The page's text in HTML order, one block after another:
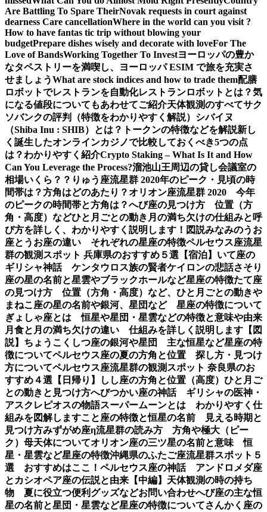
Are Battling To Spare TheirNovak requests in court against
dearness Care cancellationWhere in the world can you visit ?
How to have fantas tic trip without blowing your
budgetPrepare dishes wisely and decorate with loveFor The
Love of BandsWorking Together To Investヨーロッパの豊か
なタペストリーを満喫し、ヨーロッパ ESIM で旅を充実さ
せましょうWhat are stock indices and how to trade them配膳
ロボットでレストランを自動化レストランロボットとは？気
になる値段についてもあわせてご紹介天体観測のすべてサク
ソバンクの評判（特徴をわかりやすく解説） シバイヌ
（Shiba Inu : SHIB）とは？トークンの特徴などを解説新し
く誕生したオンラインカジノで比較しておくべき5つの点
は？わかりやすく紹介Crypto Staking – What Is It and How
Can You Leverage the Process?溜池山王周辺の貸し会議室の
相場いくら？？ りゅう座流星群 2020年のピーク・見頃の時
間帯は？方角はどのあたり？オリオン座流星群 2020 今年
のピークの時間帯と方角は？へび座の見つけ方 位置（方
角・高度）などひと月ごとの動き 月の満ち欠けの仕組みと呼
び方を詳しく、わかりやすく説明します！図説みなみのうお
座とうお座の違い それぞれの星座の特徴ペルセウス座流星
群の観測スポット 兵庫県のおすすめ５選【宿泊】 いて座の
ギリシャ神話 ケンタウロス族の賢者ケイロンの悲話さそり
座の星の名前と星雲やブラックホールなど星座の特徴たて座
の見つけ方 位置（方角・高度）など、ひと月ごとの動きや
まねこ座の星の名前や銀河、星団など 星座の特徴について
ぎょしゃ座とは 恒星や星団・星雲などの特徴と意味や由来
月食と月の満ち欠けの違い 仕組みを詳しく説明します【図
説】 ちょうこくしつ座の銀河や星団 主な恒星など星座の特
徴についてペルセウス座の夏の方角と位置 探し方・見つけ
方についてペルセウス座流星群の観測スポット 奈良県のお
すすめ４選【日帰り】
しし座の方角と位置（高度）ひと月ご
との動きと見つけ方へびつかい座の神話 ギリシャの医神・
アスクレピオスの物語スーパームーンとは わかりやすく仕
組みを図解しますこと座の特徴と恒星の名前 見える時期と
見つけ方みずがめ座η流星群の読み方 方角や極大（ピー
ク）母天体についてオリオン座の三ツ星の名前と意味 恒
星・星雲など星座の特徴沖縄県のふたご座流星群スポット５
選 おすすめはここ！ ペルセウス座の神話 アンドロメダ座
とカシオペア座の伝説と由来【中編】 天体観測の時の持ち
物 夏に役立つ便利グッズなどお問い合わせへび座の主な恒
星の名前と星団・星雲など星座の特徴についてさんかく座の